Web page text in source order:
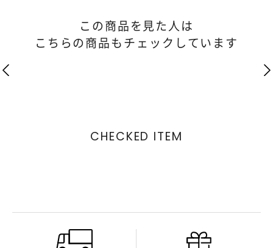
この商品を見た人は
こちらの商品もチェックしています
CHECKED ITEM